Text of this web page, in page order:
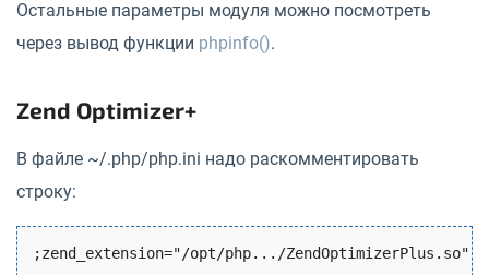
Остальные параметры модуля можно посмотреть
через вывод функции phpinfo().
Zend Optimizer+
В файле ~/.php/php.ini надо раскомментировать
строку: